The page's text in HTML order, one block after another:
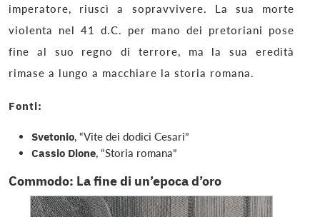
imperatore, riuscì a sopravvivere. La sua morte
violenta nel 41 d.C. per mano dei pretoriani pose
fine al suo regno di terrore, ma la sua eredità
rimase a lungo a macchiare la storia romana.
Fonti:
Svetonio, “Vite dei dodici Cesari”
Cassio Dione, “Storia romana”
Commodo: La fine di un’epoca d’oro